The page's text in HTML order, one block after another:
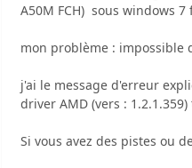
A50M FCH) sous windows
mon problème : impossible
j'ai le message d'erreur
driver AMD (vers :
Si vous avez des pistes ou